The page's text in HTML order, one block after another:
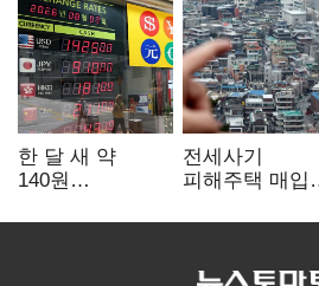
한 달 새 약
140원
엔저'에 원화
전세사기
피해주택 매입
누적 피해자